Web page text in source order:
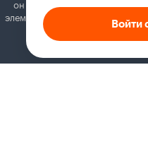
Войти
он может отключать
элементы. Добавьте Кинопоиск
Как